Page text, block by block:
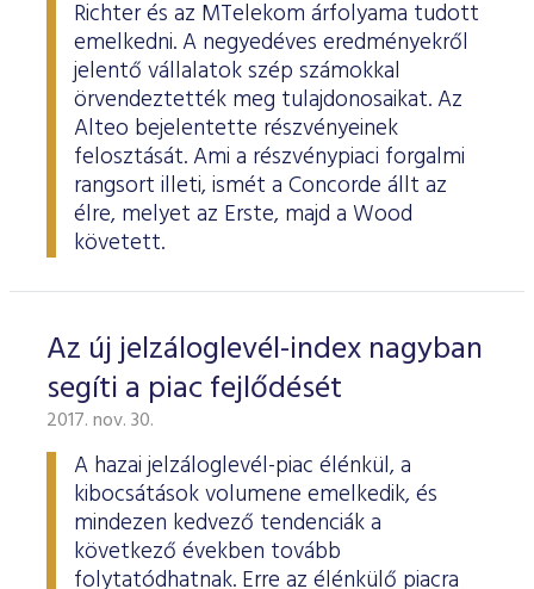
Richter és az MTelekom árfolyama tudott
emelkedni. A negyedéves eredményekről
jelentő vállalatok szép számokkal
örvendeztették meg tulajdonosaikat. Az
Alteo bejelentette részvényeinek
felosztását. Ami a részvénypiaci forgalmi
rangsort illeti, ismét a Concorde állt az
élre, melyet az Erste, majd a Wood
követett.
Az új jelzáloglevél-index nagyban
segíti a piac fejlődését
2017. nov. 30.
A hazai jelzáloglevél-piac élénkül, a
kibocsátások volumene emelkedik, és
mindezen kedvező tendenciák a
következő években tovább
folytatódhatnak. Erre az élénkülő piacra